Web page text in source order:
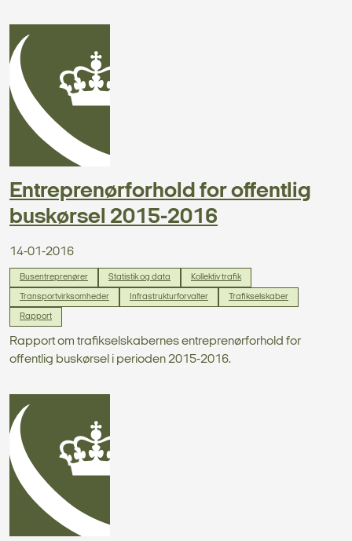
Entreprenørforhold for offentlig
buskørsel 2015-2016
14-01-2016
Busentreprenører Statistik og data Kollektiv trafik
Transportvirksomheder Infrastrukturforvalter Trafikselskaber
Rapport
Rapport om trafikselskabernes entreprenørforhold for
offentlig buskørsel i perioden 2015-2016.